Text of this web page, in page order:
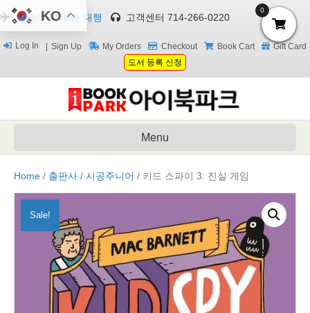
한국/미국 배송 대행 고객센터 714-266-0220
Log In Sign Up My Orders Checkout Book Cart
Gift Card
도서 등록 신청
Menu
Home / 출판사 / 시공주니어 / 키드 스파이 3: 진실 게임
Sale!
KO 0